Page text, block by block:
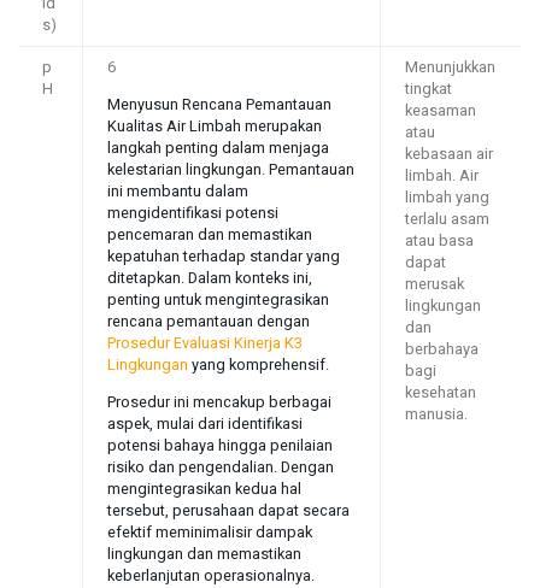
s)
p
H
6
Menyusun Rencana Pemantauan
Kualitas Air Limbah merupakan
langkah penting dalam menjaga
kelestarian lingkungan. Pemantauan
ini membantu dalam
mengidentifikasi potensi
pencemaran dan memastikan
kepatuhan terhadap standar yang
ditetapkan. Dalam konteks ini,
penting untuk mengintegrasikan
rencana pemantauan dengan
Prosedur Evaluasi Kinerja K3
Lingkungan yang komprehensif.
Prosedur ini mencakup berbagai
aspek, mulai dari identifikasi
potensi bahaya hingga penilaian
risiko dan pengendalian. Dengan
mengintegrasikan kedua hal
tersebut, perusahaan dapat secara
efektif meminimalisir dampak
lingkungan dan memastikan
keberlanjutan operasionalnya.
Menunjukkan
tingkat
keasaman
atau
kebasaan air
limbah. Air
limbah yang
terlalu asam
atau basa
dapat
merusak
lingkungan
dan
berbahaya
bagi
kesehatan
manusia.